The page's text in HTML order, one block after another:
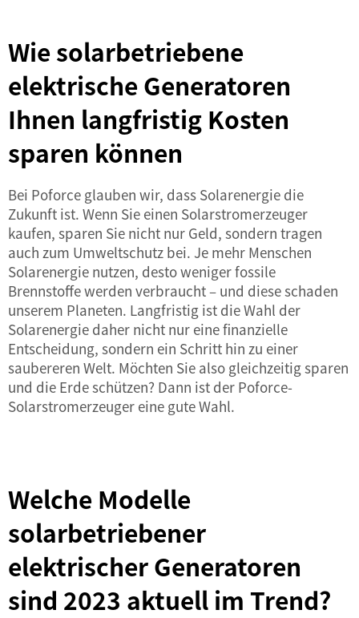
Wie solarbetriebene
elektrische Generatoren
Ihnen langfristig Kosten
sparen können
Bei Poforce glauben wir, dass Solarenergie die
Zukunft ist. Wenn Sie einen Solarstromerzeuger
kaufen, sparen Sie nicht nur Geld, sondern tragen
auch zum Umweltschutz bei. Je mehr Menschen
Solarenergie nutzen, desto weniger fossile
Brennstoffe werden verbraucht – und diese schaden
unserem Planeten. Langfristig ist die Wahl der
Solarenergie daher nicht nur eine finanzielle
Entscheidung, sondern ein Schritt hin zu einer
saubereren Welt. Möchten Sie also gleichzeitig sparen
und die Erde schützen? Dann ist der Poforce-
Solarstromerzeuger eine gute Wahl.
Welche Modelle
solarbetriebener
elektrischer Generatoren
sind 2023 aktuell im Trend?